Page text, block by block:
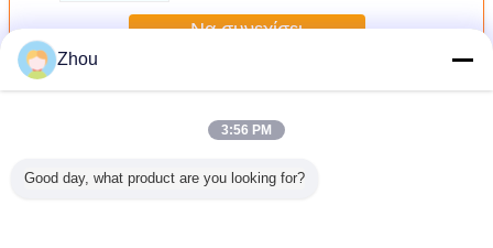
εργασίες μετακίνησης γης
Να συνεχίσει
Περισσότεροιτηλεσκοπικός φορτωτής ροδών
Zhou
3:56 PM
Good day, what product are you looking for?